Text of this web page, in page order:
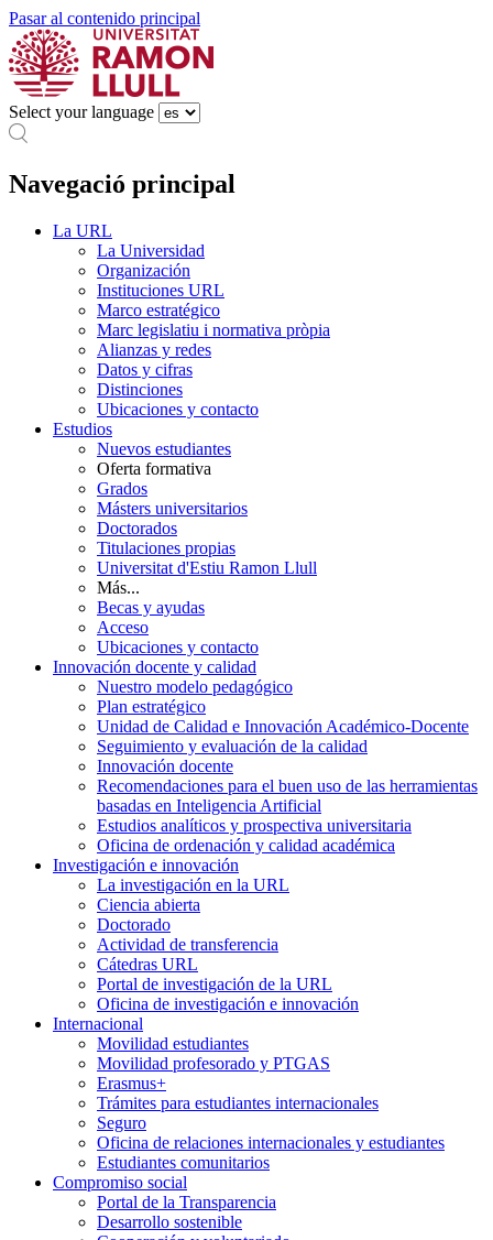
Pasar al contenido principal
Select your language
Navegació principal
La URL
La Universidad
Organización
Instituciones URL
Marco estratégico
Marc legislatiu i normativa pròpia
Alianzas y redes
Datos y cifras
Distinciones
Ubicaciones y contacto
Estudios
Nuevos estudiantes
Oferta formativa
Grados
Másters universitarios
Doctorados
Titulaciones propias
Universitat d'Estiu Ramon Llull
Más...
Becas y ayudas
Acceso
Ubicaciones y contacto
Innovación docente y calidad
Nuestro modelo pedagógico
Plan estratégico
Unidad de Calidad e Innovación Académico-Docente
Seguimiento y evaluación de la calidad
Innovación docente
Recomendaciones para el buen uso de las herramientas
basadas en Inteligencia Artificial
Estudios analíticos y prospectiva universitaria
Oficina de ordenación y calidad académica
Investigación e innovación
La investigación en la URL
Ciencia abierta
Doctorado
Actividad de transferencia
Cátedras URL
Portal de investigación de la URL
Oficina de investigación e innovación
Internacional
Movilidad estudiantes
Movilidad profesorado y PTGAS
Erasmus+
Trámites para estudiantes internacionales
Seguro
Oficina de relaciones internacionales y estudiantes
Estudiantes comunitarios
Compromiso social
Portal de la Transparencia
Desarrollo sostenible